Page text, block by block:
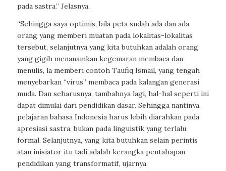
pada sastra.” Jelasnya.
“Sehingga saya optimis, bila peta sudah ada dan ada
orang yang memberi muatan pada lokalitas-lokalitas
tersebut, selanjutnya yang kita butuhkan adalah orang
yang gigih menanamkan kegemaran membaca dan
menulis, la memberi contoh Taufiq Ismail, yang tengah
menyebarkan “virus” membaca pada kalangan generasi
muda. Dan seharusnya, tambahnya lagi, hal-hal seperti ini
dapat dimulai dari pendidikan dasar. Sehingga nantinya,
pelajaran bahasa Indonesia harus lebih diarahkan pada
apresiasi sastra, bukan pada linguistik yang terlalu
formal. Selanjutnya, yang kita butuhkan selain perintis
atau inisiator itu tadi adalah kerangka pentahapan
pendidikan yang transformatif, ujarnya.